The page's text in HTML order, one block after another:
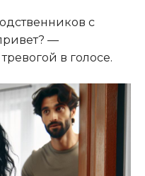
с
—
в голосе.